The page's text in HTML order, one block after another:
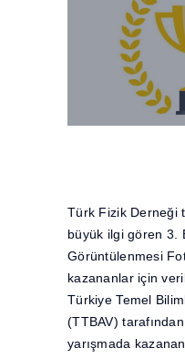
Türk Fizik Derneği
büyük ilgi gören 3.
Görüntülenmesi
kazananlar için
Türkiye Temel
(TTBAV)
yarışmada